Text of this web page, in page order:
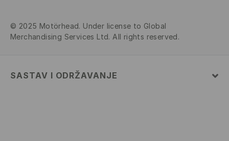
© 2025 Motörhead. Under license to Global
Merchandising Services Ltd. All rights reserved.
SASTAV I ODRŽAVANJE